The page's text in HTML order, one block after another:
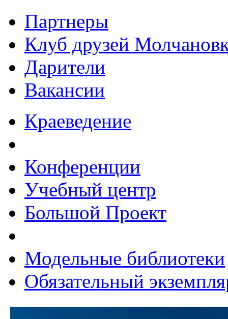
Партнеры
Клуб друзей
Дарители
Вакансии
Краеведение
Конференции
Учебный центр
Большой Проект
Модельные библиотеки
Обязательный